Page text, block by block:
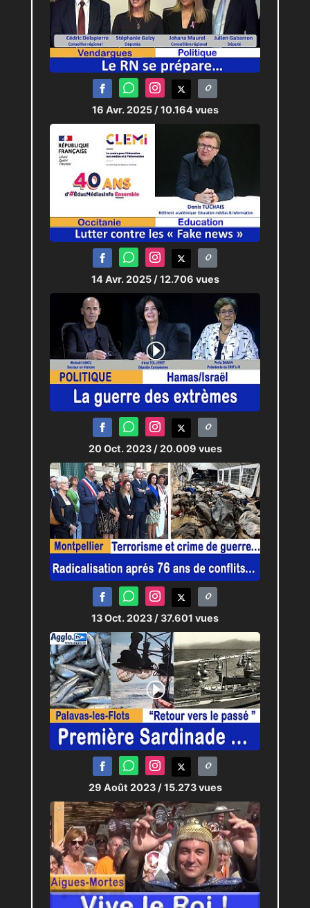
16 Avr. 2025 / 10.164 vues
14 Avr. 2025 / 12.706 vues
20 Oct. 2023 / 20.009 vues
13 Oct. 2023 / 37.601 vues
29 Août 2023 / 15.273 vues